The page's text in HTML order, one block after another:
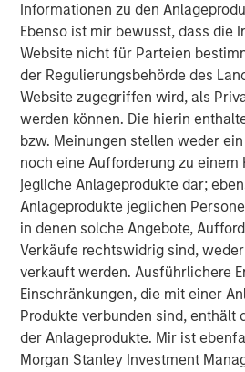
Informationen zu den
Ebenso ist mir bewusst, dass die
Website nicht für Parteien
der Regulierungsbehörde des
Website zugegriffen wird, als
werden können. Die hierin
bzw. Meinungen stellen weder
noch eine Aufforderung zu
jegliche Anlageprodukte dar;
Anlageprodukte jeglichen
in denen solche Angebote,
Verkäufe rechtswidrig sind,
verkauft werden. Ausführlichere
Einschränkungen, die mit einer
Produkte verbunden sind, enthält
der Anlageprodukte. Mir ist
Morgan Stanley Investment
Commenting on the transaction,
Director, Morgan Stanley Private
come to know Frank Curci well
knowledge of the supermarket
familiarity with the Tops
having Frank as a member of the
confident he will lead a smooth
transition.”
Tops was originally founded as a
chain in the early 1960s in Buffalo,
Ahold acquired Tops and
finance, information technology
Giant Carlisle in Carlisle,
Tops operates 41 stores and five
area, 20 stores in the Rochester
Mid-State region.